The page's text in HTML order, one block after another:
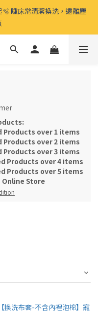
滿千免運、滿𝟮𝟱𝟬𝟬免費再
睡床常清潔換洗，遠離塵
滿千免運、滿𝟮𝟱𝟬𝟬免費再
Products over 1 items
Products over 2 items
Products over 3 items
Products over 4 items
Products over 5 items
Online Store